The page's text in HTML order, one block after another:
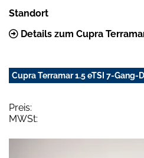
Standort
Details zum Cupra
Cupra Terramar 1.5 eTSI 7-Gang-
Preis:
MWSt: